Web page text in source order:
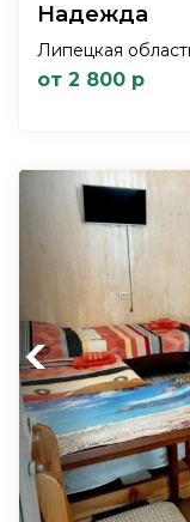
Надежда
Липецкая
от 2 800 р
Previous